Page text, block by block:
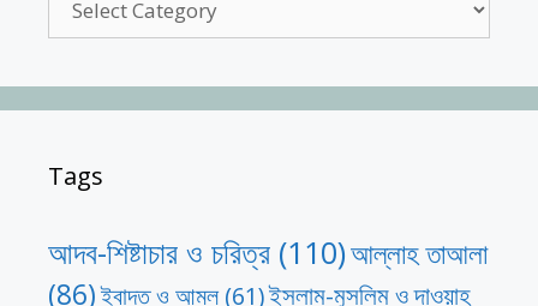
Tags
আদব-শিষ্টাচার ও চরিত্র (110)আল্লাহ তাআলা
(86)ইবাদত ও আমল(61)ইসলাম-মুসলিম ও দাওয়াহ